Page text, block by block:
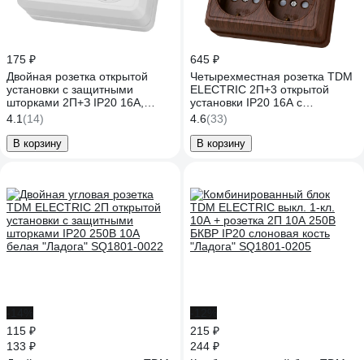
175 ₽
Двойная розетка открытой
установки с защитными
шторками 2П+З IP20 16А,
белый TDM ELECTRIC Ладога
SQ1801-0062
4.1 (14)
В корзину
645 ₽
Четырехместная розетка TDM
ELECTRIC 2П+3 открытой
установки IP20 16A с
защитными шторками бук
Ладога SQ1801-0323
4.6(33)
В корзину
115 ₽
133 ₽
215 ₽
244 ₽